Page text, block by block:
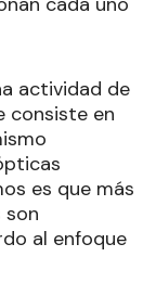
actividad de
consiste en
es que más
son
al enfoque